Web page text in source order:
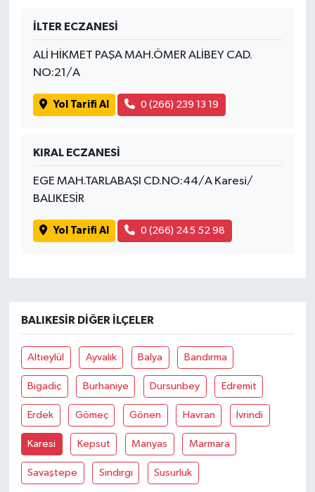
İLTER ECZANESİ
ALİ HİKMET PAŞA MAH.ÖMER ALİBEY CAD.
NO:21/A
Yol Tarifi Al 0 (266) 239 13 19
KIRAL ECZANESİ
EGE MAH.TARLABAŞI CD.NO:44/A Karesi/
BALIKESİR
Yol Tarifi Al 0 (266) 245 52 98
BALIKESIR DIĞER İLÇELER
Altıeylül Ayvalık Balya Bandırma
Bigadiç Burhaniye Dursunbey Edremit
Erdek Gömeç Gönen Havran İvrindi
Karesi Kepsut Manyas Marmara
Savaştepe Sındırgı Susurluk